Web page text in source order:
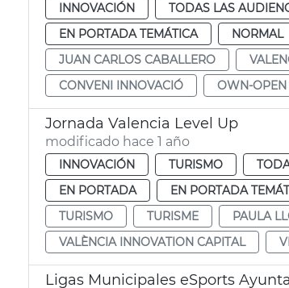
INNOVACIÓN TODAS LAS
EN PORTADA TEMÁTICA
NORMAL
JUAN CARLOS CABALLERO
CONVENI INNOVACIÓ
OWN-
Jornada Valencia Level Up
modificado hace 1 año
INNOVACIÓN TURISMO
EN PORTADA
EN PORTADA
TURISMO
TURISME PAULA
VALÈNCIA INNOVATION CAPITAL
Ligas Municipales eSports